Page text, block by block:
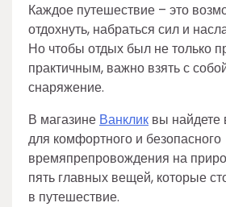
Каждое путешествие – это
отдохнуть, набраться сил и
Но чтобы отдых был не только
практичным, важно взять с
снаряжение.
В магазине Ванклик вы найдете
для комфортного и безопасного
времяпрепровождения на
пять главных вещей, которые
в путешествие.